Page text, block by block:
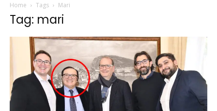
Home Tags Mari
Tag: mari